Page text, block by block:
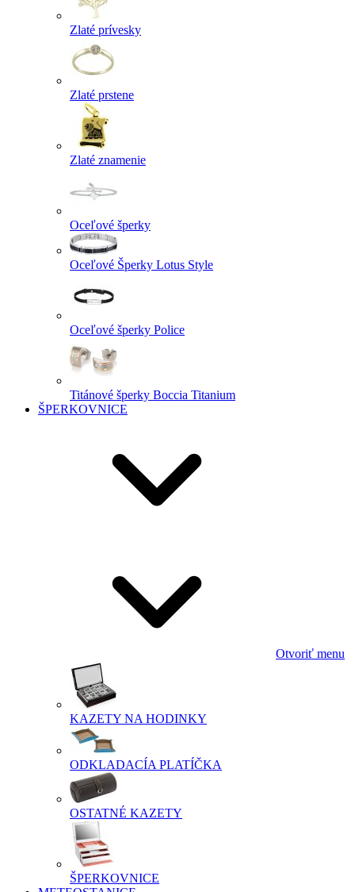
Zlaté prívesky
Zlaté prstene
Zlaté znamenie
Oceľové šperky
Oceľové Šperky Lotus Style
Oceľové šperky Police
Titánové šperky Boccia Titanium
ŠPERKOVNICE
Otvoriť menu
KAZETY NA HODINKY
ODKLADACÍA PLATÍČKA
OSTATNÉ KAZETY
ŠPERKOVNICE